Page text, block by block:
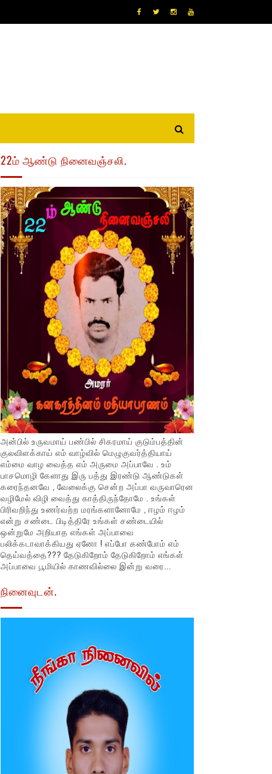
22ம் ஆண்டு நினைவஞ்சலி.
அன்பில் உருவமாய் பண்பில் சிகரமாய் குடும்பத்தின்
குலவிளக்காய் எம் வாழ்வில் மெழுகுவர்த்தியாய்
எம்மை வாழ வைத்த எம் அருமை அப்பாவே . உம்
பாசமொழி கேளாது இரு பத்து இரண்டு ஆண்டுகள்
கரைந்தனவே , வேலைக்கு சென்ற அப்பா வருவாரென
வழிமேல் விழி வைத்து காத்திருந்தோமே . உங்கள்
பிரிவறிந்து உணர்வற்ற மரங்களானோமே , ஈழம் ஈழம்
என்று சண்டை பிடித்திரே உங்கள் சண்டையில்
ஒன்றுமே அறியாத எங்கள் அப்பாவை
பலிக்கடாவாக்கியது ஏனோ ! எப்போ கண்போம் எம்
தெய்வத்தை??? தேடுகிறோம் தேடுகிறோம் எங்கள்
அப்பாவை பூமியில் காணவில்லை இன்று வரை...
நினைவுடன்.